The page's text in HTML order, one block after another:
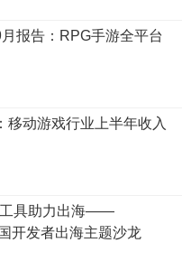
报告：RPG手游全平台
移动游戏行业上半年收入
工具助力出海——
开发者出海主题沙龙